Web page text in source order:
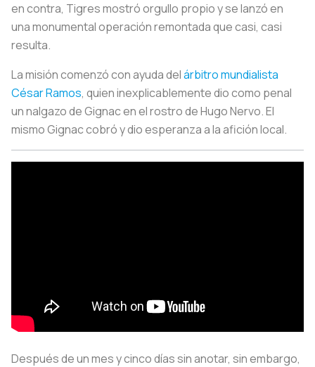
en contra, Tigres mostró orgullo propio y se lanzó en
una monumental operación remontada que casi, casi
resulta.
La misión comenzó con ayuda delárbitro mundialista
César Ramos, quien inexplicablemente dio como penal
un nalgazo de Gignac en el rostro de Hugo Nervo. El
mismo Gignac cobró y dio esperanza a la afición local.
Después de un mes y cinco días sin anotar, sin embargo,